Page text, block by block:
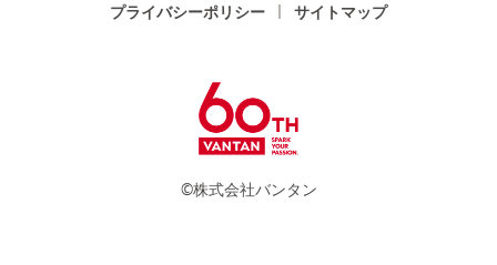
プライバシーポリシー
サイトマップ
©株式会社バンタン